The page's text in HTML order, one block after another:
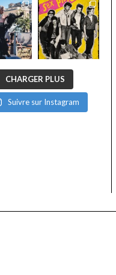
CHARGER PLUS
Suivre sur Instagram